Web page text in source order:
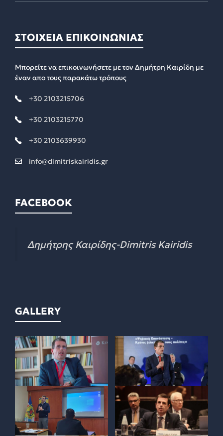
ΣΤΟΙΧΕΙΑ ΕΠΙΚΟΙΝΩΝΙΑΣ
Μπορείτε να επικοινωνήσετε με τον Δημήτρη Καιρίδη με
έναν απο τους παρακάτω τρόπους
+30 2103215706
+30 2103215770
+30 2103639930
info@dimitriskairidis.gr
FACEBOOK
Δημήτρης Καιρίδης-Dimitris Kairidis
GALLERY